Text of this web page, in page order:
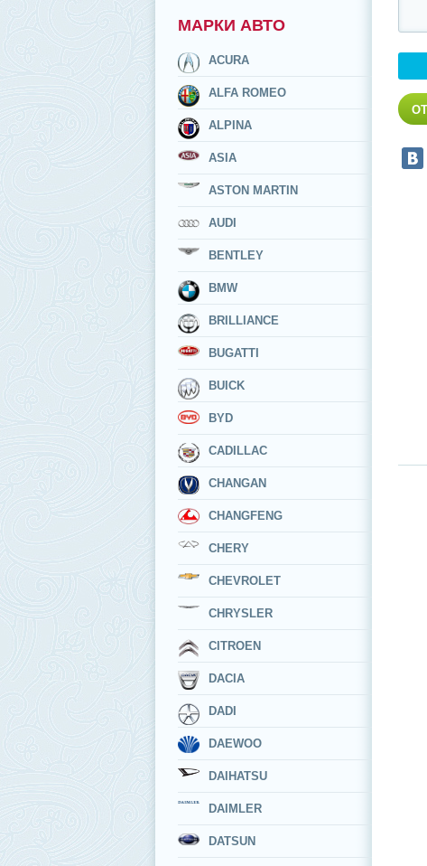
МАРКИ АВТО
ACURA
ALFA ROMEO
ALPINA
ASIA
ASTON MARTIN
AUDI
BENTLEY
BMW
BRILLIANCE
BUGATTI
BUICK
BYD
CADILLAC
CHANGAN
CHANGFENG
CHERY
CHEVROLET
CHRYSLER
CITROEN
DACIA
DADI
DAEWOO
DAIHATSU
DAIMLER
DATSUN